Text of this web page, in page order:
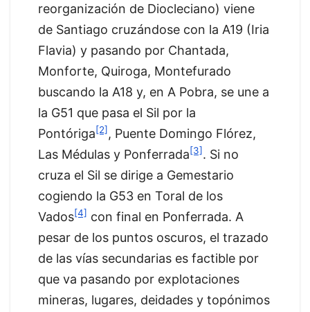
reorganización de Diocleciano) viene
de Santiago cruzándose con la A19 (Iria
Flavia) y pasando por Chantada,
Monforte, Quiroga, Montefurado
buscando la A18 y, en A Pobra, se une a
la G51 que pasa el Sil por la
Pontóriga[2] , Puente Domingo Flórez,
Las Médulas y Ponferrada[3]. Si no
cruza el Sil se dirige a Gemestario
cogiendo la G53 en Toral de los
Vados[4] con final en Ponferrada. A
pesar de los puntos oscuros, el trazado
de las vías secundarias es factible por
que va pasando por explotaciones
mineras, lugares, deidades y topónimos